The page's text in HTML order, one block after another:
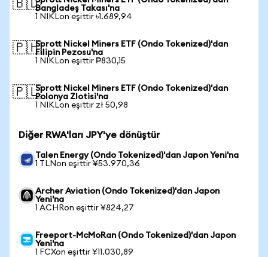
🇧🇩Bangladeş Takası'na
1 NIKLon eşittir ৳1.689,94
🇵🇭Sprott Nickel Miners ETF (Ondo Tokenized)'dan
Filipin Pezosu'na
1 NIKLon eşittir ₱830,15
🇵🇱Sprott Nickel Miners ETF (Ondo Tokenized)'dan
Polonya Zlotisi'na
1 NIKLon eşittir zł 50,98
Diğer RWA'ları JPY'ye dönüştür
Talen Energy (Ondo Tokenized)'dan Japon Yeni'na
1 TLNon eşittir ¥53.970,36
Archer Aviation (Ondo Tokenized)'dan Japon
Yeni'na
1 ACHRon eşittir ¥824,27
Freeport-McMoRan (Ondo Tokenized)'dan Japon
Yeni'na
1 FCXon eşittir ¥11.030,89